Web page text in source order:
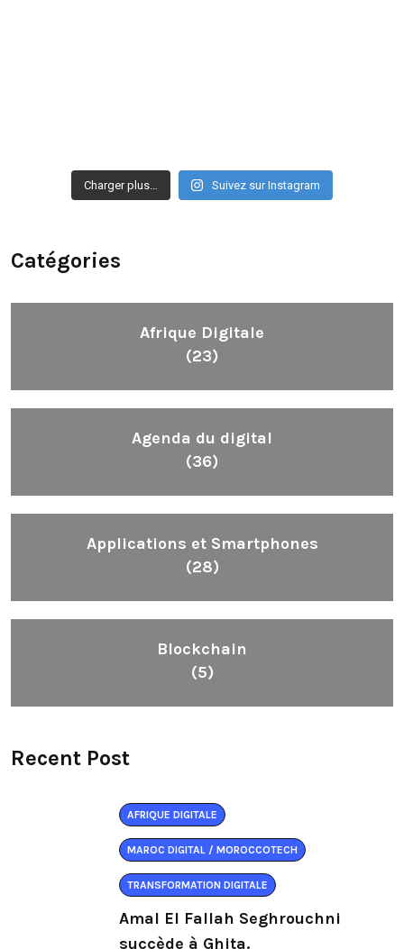
Charger plus… Suivez sur Instagram
Catégories
Afrique Digitale
(23)
Agenda du digital
(36)
Applications et Smartphones
(28)
Blockchain
(5)
Recent Post
AFRIQUE DIGITALE
MAROC DIGITAL / MOROCCOTECH
TRANSFORMATION DIGITALE
Amal El Fallah Seghrouchni
succède à Ghita.